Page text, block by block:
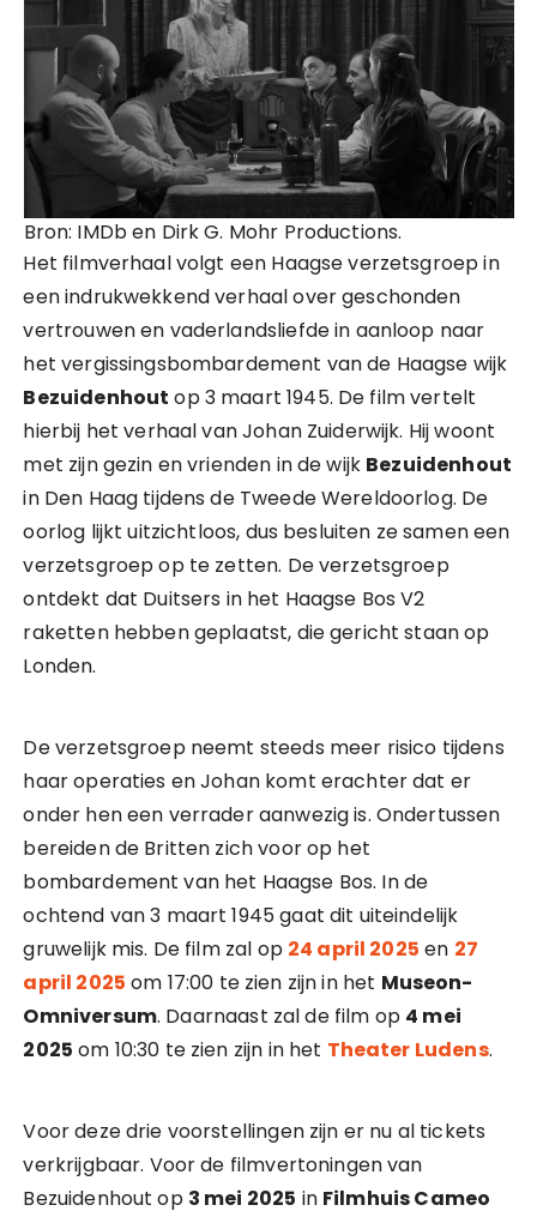
Bron: IMDb en Dirk G. Mohr Productions.
Het filmverhaal volgt een Haagse verzetsgroep in
een indrukwekkend verhaal over geschonden
vertrouwen en vaderlandsliefde in aanloop naar
het vergissingsbombardement van de Haagse wijk
Bezuidenhout op 3 maart 1945. De film vertelt
hierbij het verhaal van Johan Zuiderwijk. Hij woont
met zijn gezin en vrienden in de wijk Bezuidenhout
in Den Haag tijdens de Tweede Wereldoorlog. De
oorlog lijkt uitzichtloos, dus besluiten ze samen een
verzetsgroep op te zetten. De verzetsgroep
ontdekt dat Duitsers in het Haagse Bos V2
raketten hebben geplaatst, die gericht staan op
Londen.
De verzetsgroep neemt steeds meer risico tijdens
haar operaties en Johan komt erachter dat er
onder hen een verrader aanwezig is. Ondertussen
bereiden de Britten zich voor op het
bombardement van het Haagse Bos. In de
ochtend van 3 maart 1945 gaat dit uiteindelijk
gruwelijk mis. De film zal op 24 april 2025 en 27
april 2025 om 17:00 te zien zijn in het Museon-
Omniversum. Daarnaast zal de film op 4 mei
2025 om 10:30 te zien zijn in het Theater Ludens.
Voor deze drie voorstellingen zijn er nu al tickets
verkrijgbaar. Voor de filmvertoningen van
Bezuidenhout op 3 mei 2025 in Filmhuis Cameo